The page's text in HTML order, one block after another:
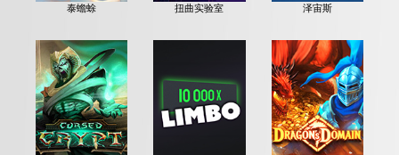
泰蟾蜍 扭曲实验室 泽宙斯